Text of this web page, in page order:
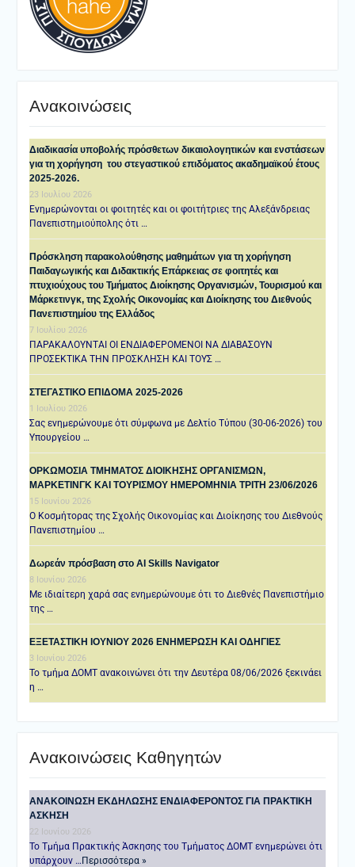
Ανακοινώσεις
Διαδικασία υποβολής πρόσθετων δικαιολογητικών και ενστάσεων
για τη χορήγηση του στεγαστικού επιδόματος ακαδημαϊκού έτους
2025-2026.
23 Ιουλίου 2026
Ενημερώνονται οι φοιτητές και οι φοιτήτριες της Αλεξάνδρειας
Πανεπιστημιούπολης ότι …
Πρόσκληση παρακολούθησης μαθημάτων για τη χορήγηση
Παιδαγωγικής και Διδακτικής Επάρκειας σε φοιτητές και
πτυχιούχους του Τμήματος Διοίκησης Οργανισμών, Τουρισμού και
Μάρκετινγκ, της Σχολής Οικονομίας και Διοίκησης του Διεθνούς
Πανεπιστημίου της Ελλάδος
7 Ιουλίου 2026
ΠΑΡΑΚΑΛΟΥΝΤΑΙ ΟΙ ΕΝΔΙΑΦΕΡΟΜΕΝΟΙ ΝΑ ΔΙΑΒΑΣΟΥΝ
ΠΡΟΣΕΚΤΙΚΑ ΤΗΝ ΠΡΟΣΚΛΗΣΗ ΚΑΙ ΤΟΥΣ …
ΣΤΕΓΑΣΤΙΚΟ ΕΠΙΔΟΜΑ 2025-2026
1 Ιουλίου 2026
Σας ενημερώνουμε ότι σύμφωνα με Δελτίο Τύπου (30-06-2026) του
Υπουργείου …
ΟΡΚΩΜΟΣΙΑ ΤΜΗΜΑΤΟΣ ΔΙΟΙΚΗΣΗΣ ΟΡΓΑΝΙΣΜΩΝ,
ΜΑΡΚΕΤΙΝΓΚ ΚΑΙ ΤΟΥΡΙΣΜΟΥ ΗΜΕΡΟΜΗΝΙΑ TΡΙΤΗ 23/06/2026
15 Ιουνίου 2026
Ο Κοσμήτορας της Σχολής Οικονομίας και Διοίκησης του Διεθνούς
Πανεπιστημίου …
Δωρεάν πρόσβαση στο AI Skills Navigator
8 Ιουνίου 2026
Με ιδιαίτερη χαρά σας ενημερώνουμε ότι το Διεθνές Πανεπιστήμιο
της …
ΕΞΕΤΑΣΤΙΚΗ IOYNIOY 2026 ΕΝΗΜΕΡΩΣΗ ΚΑΙ ΟΔΗΓΙΕΣ
3 Ιουνίου 2026
Το τμήμα ΔΟΜΤ ανακοινώνει ότι την Δευτέρα 08/06/2026 ξεκινάει
η …
Ανακοινώσεις Καθηγητών
ANAKOINΩΣΗ ΕΚΔΗΛΩΣΗΣ ΕΝΔΙΑΦΕΡΟΝΤΟΣ ΓΙΑ ΠΡΑΚΤΙΚΗ
ΑΣΚΗΣΗ
22 Ιουνίου 2026
Το Τμήμα Πρακτικής Άσκησης του Τμήματος ΔΟΜΤ ενημερώνει ότι
υπάρχουν …Περισσότερα »